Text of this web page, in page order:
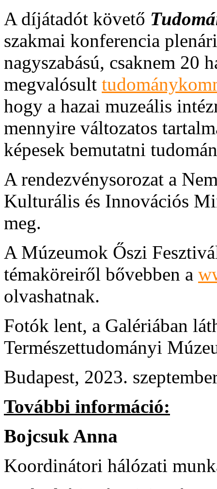
A díjátadót követő
szakmai konferencia
nagyszabású, csaknem 20
megvalósult
hogy a hazai muzeális
mennyire változatos
képesek bemutatni
A rendezvénysorozat a
Kulturális és Innovációs
meg.
A Múzeumok Őszi
témaköreiről bővebben a
olvashatnak.
Fotók lent, a Galériában
Természettudományi
Budapest, 2023.
További információ:
Bojcsuk Anna
Koordinátori hálózati